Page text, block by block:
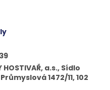
HOSTIVAŘ, a.s., Sídlo
1472/11, 102